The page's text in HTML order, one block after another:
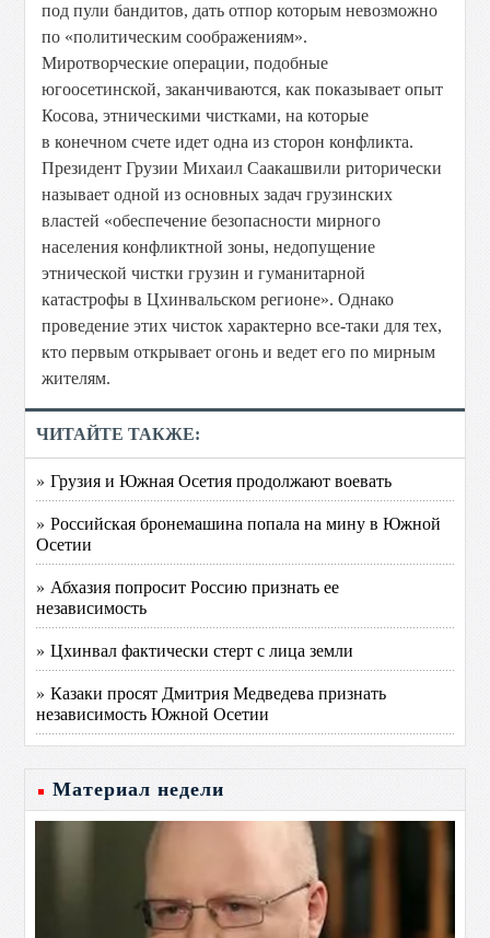
под пули бандитов, дать отпор которым невозможно
по «политическим соображениям».
Миротворческие операции, подобные
югоосетинской, заканчиваются, как показывает опыт
Косова, этническими чистками, на которые
в конечном счете идет одна из сторон конфликта.
Президент Грузии Михаил Саакашвили риторически
называет одной из основных задач грузинских
властей «обеспечение безопасности мирного
населения конфликтной зоны, недопущение
этнической чистки грузин и гуманитарной
катастрофы в Цхинвальском регионе». Однако
проведение этих чисток характерно все-таки для тех,
кто первым открывает огонь и ведет его по мирным
жителям.
ЧИТАЙТЕ ТАКЖЕ:
» Грузия и Южная Осетия продолжают воевать
» Российская бронемашина попала на мину в Южной
Осетии
» Абхазия попросит Россию признать ее
независимость
» Цхинвал фактически стерт с лица земли
» Казаки просят Дмитрия Медведева признать
независимость Южной Осетии
Материал недели